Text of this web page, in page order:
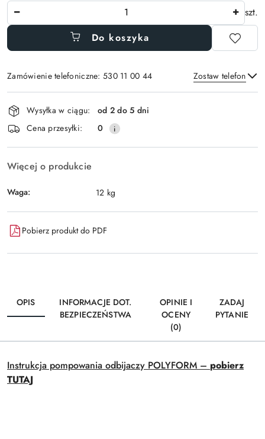
Ilość
szt.
Do koszyka
Zamówienie telefoniczne: 530 11 00 44 Zostaw telefon
Wyślij
Dostępność
i
dostawa
Wysyłka w ciągu:
od 2 do 5 dni
Cena przesyłki:
0
Więcej o produkcie
Waga: 12 kg
Pobierz produkt do PDF
OPIS
INFORMACJE DOT.
BEZPIECZEŃSTWA
OPINIE I
OCENY
(0)
ZADAJ
PYTANIE
Instrukcja pompowania odbijaczy POLYFORM – pobierz
TUTAJ